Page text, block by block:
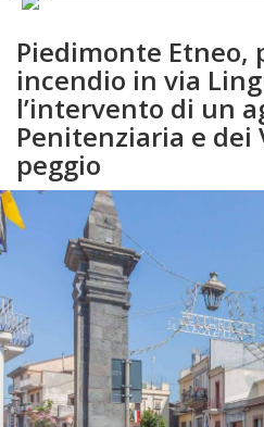
Piedimonte Etneo,
incendio in via
l’intervento di un
Penitenziaria e
peggio